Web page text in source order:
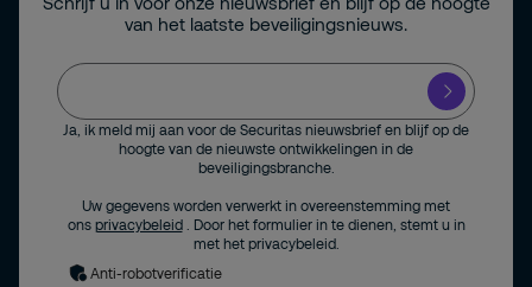
van het laatste beveiligingsnieuws.
Ja, ik meld mij aan voor de Securitas nieuwsbrief en blijf op de
hoogte van de nieuwste ontwikkelingen in de
beveiligingsbranche.
Uw gegevens worden verwerkt in overeenstemming met
ons privacybeleid
. Door het formulier in te dienen, stemt u in
met het privacybeleid.
Anti-robotverificatie